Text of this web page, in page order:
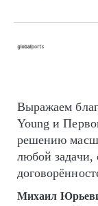
Выражаем
Young и
решению
любой задачи,
Михаил